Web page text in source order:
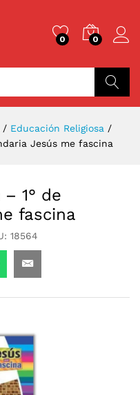
0 0
/ Educación Religiosa /
Jesús me fascina
1° de
fascina
18564